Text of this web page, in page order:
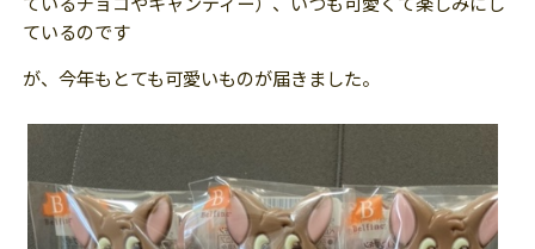
ているチョコやキャンディー）、いつも可愛くて楽しみにし
ているのです
が、今年もとても可愛いものが届きました。